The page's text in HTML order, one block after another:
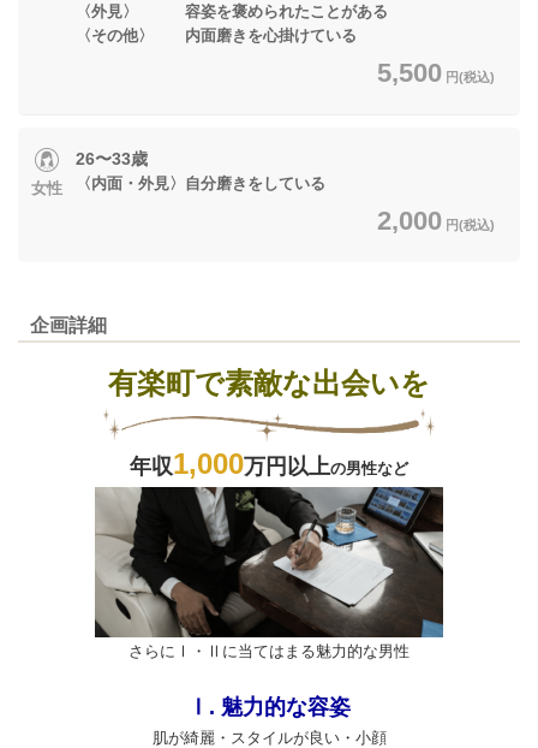
〈外見〉 容姿を褒められたことがある
〈その他〉 内面磨きを心掛けている
5,500 円(税込)
女性
26〜33歳
〈内面・外見〉自分磨きをしている
2,000 円(税込)
企画詳細
有楽町で素敵な出会いを
年収1,000万円以上の男性など
さらにⅠ・Ⅱに当てはまる魅力的な男性
Ⅰ. 魅力的な容姿
肌が綺麗・スタイルが良い・小顔